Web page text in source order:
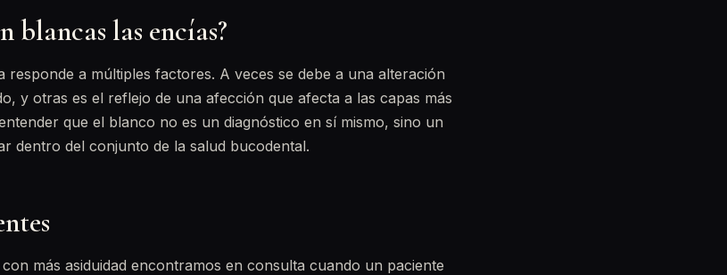
blancas las encías?
responde a múltiples factores. A veces se debe a una alteración
y otras es el reflejo de una afección que afecta a las capas más
que el blanco no es un diagnóstico en sí mismo, sino un
dentro del conjunto de la salud bucodental.
más asiduidad encontramos en consulta cuando un paciente